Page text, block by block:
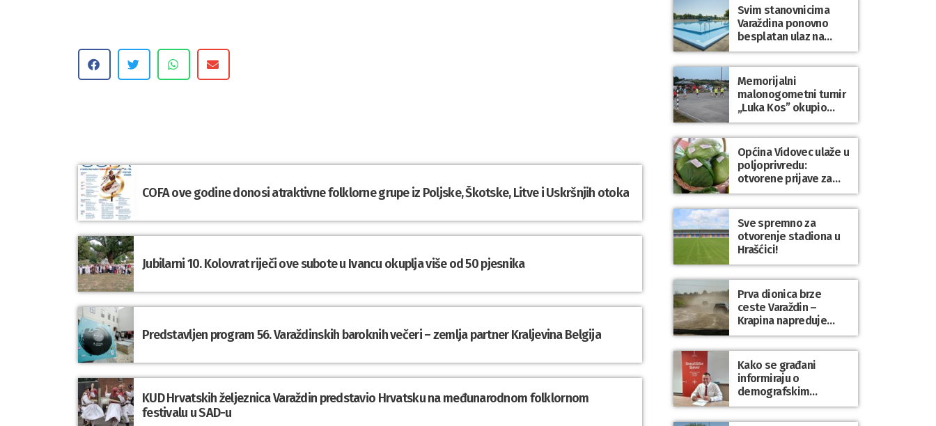
COFA ove godine donosi atraktivne folklorne grupe iz Poljske, Škotske, Litve i Uskršnjih otoka
Jubilarni 10. Kolovrat riječi ove subote u Ivancu okuplja više od 50 pjesnika
Predstavljen program 56. Varaždinskih baroknih večeri – zemlja partner Kraljevina Belgija
KUD Hrvatskih željeznica Varaždin predstavio Hrvatsku na međunarodnom folklornom
festivalu u SAD-u
Svim stanovnicima
Varaždina ponovno
besplatan ulaz na
Gradske bazene i
Gradsko kupalište na
Dravi
Memorijalni
malonogometni turnir
„Luka Kos” okupio
brojne ekipe i
posjetitelje u Sudovcu
Općina Vidovec ulaže u
poljoprivredu:
otvorene prijave za
općinske potpore
Sve spremno za
otvorenje stadiona u
Hrašćici!
Prva dionica brze
ceste Varaždin –
Krapina napreduje
prema planu
Kako se građani
informiraju o
demografskim
mjerama? Sudjelujte u
istraživanju!